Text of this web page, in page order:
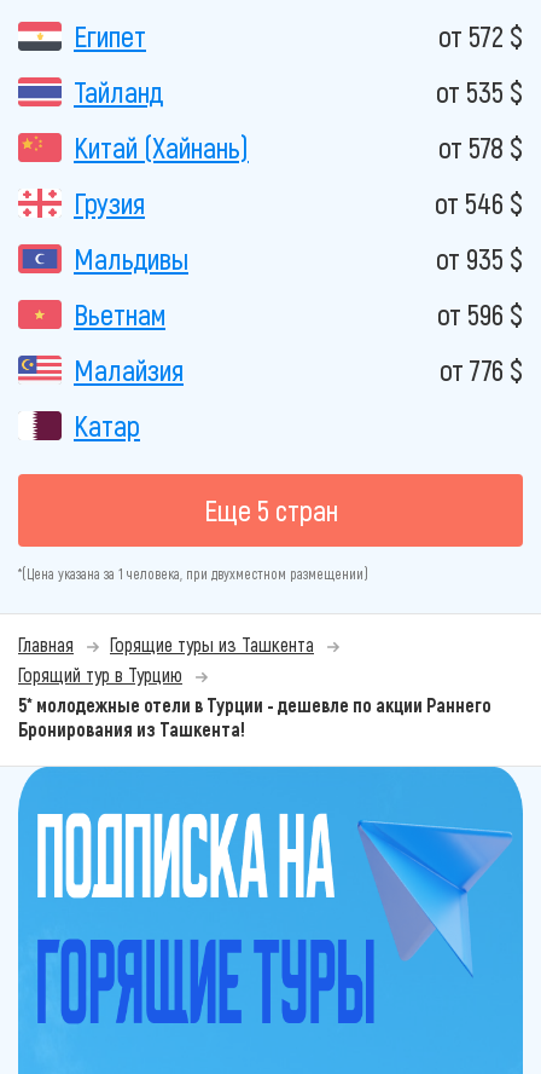
Египет
от 572 $
Тайланд
от 535 $
Китай (Хайнань)
от 578 $
Грузия
от 546 $
Мальдивы
от 935 $
Вьетнам
от 596 $
Малайзия
от 776 $
Катар
Еще 5 стран
*(Цена указана за 1 человека, при двухместном размещении)
Главная
Горящие туры из Ташкента
Горящий тур в Турцию
5* молодежные отели в Турции - дешевле по акции Раннего
Бронирования из Ташкента!